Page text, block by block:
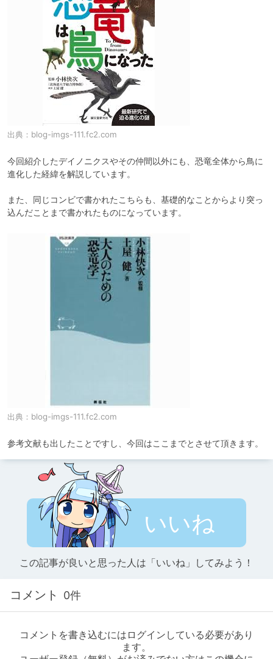
出典： blog-imgs-111.fc2.com
今回紹介したデイノニクスやその仲間以外にも、恐竜全体から鳥に
進化した経緯を解説しています。
また、同じコンビで書かれたこちらも、基礎的なことからより突っ
込んだことまで書かれたものになっています。
出典： blog-imgs-111.fc2.com
参考文献も出したことですし、今回はここまでとさせて頂きます。
いいね
この記事が良いと思った人は「いいね」してみよう！
コメント 0件
コメントを書き込むにはログインしている必要があり
ます。